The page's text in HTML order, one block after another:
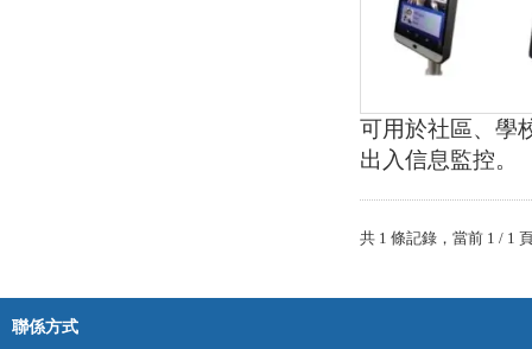
可用於社區、
出入信息監控。
共 1 條記錄，當前 1
聯係方式